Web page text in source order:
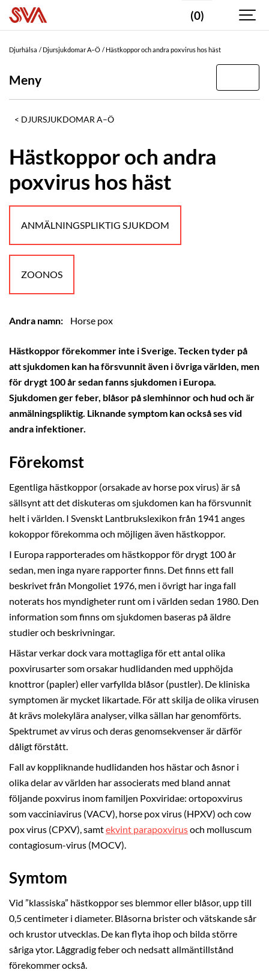
(0)
Djurhälsa Djursjukdomar A–Ö Hästkoppor och andra poxvirus hos häst
Meny
DJURSJUKDOMAR A–Ö
Hästkoppor och andra
poxvirus hos häst
ANMÄLNINGSPLIKTIG SJUKDOM
ZOONOS
Andra namn: Horse pox
Hästkoppor förekommer inte i Sverige. Tecken tyder på
att sjukdomen kan ha försvunnit även i övriga världen, men
för drygt 100 år sedan fanns sjukdomen i Europa.
Sjukdomen ger feber, blåsor på slemhinnor och hud och är
anmälningspliktig. Liknande symptom kan också ses vid
andra infektioner.
Förekomst
Egentliga hästkoppor (orsakade av horse pox virus) är så
sällsynt att det diskuteras om sjukdomen kan ha försvunnit
helt i världen. I Svenskt Lantbrukslexikon från 1941 anges
kokoppor förekomma och möjligen även hästkoppor.
I Europa rapporterades om hästkoppor för drygt 100 år
sedan, men inga nyare rapporter finns. Det finns ett fall
beskrivet från Mongoliet 1976, men i övrigt har inga fall
noterats hos myndigheter runt om i världen sedan 1980. Den
information som finns om sjukdomen baseras på äldre
studier och beskrivningar.
Hästar verkar dock vara mottagliga för ett antal olika
poxvirusarter som orsakar hudlidanden med upphöjda
knottror (papler) eller varfyllda blåsor (pustler). De kliniska
symptomen är mycket likartade. För att skilja de olika virusen
åt krävs molekylära analyser, vilka sällan har genomförts.
Spektrumet av virus och deras genomsekvenser är därför
dåligt förstått.
Fall av koppliknande hudlidanden hos hästar och åsnor i
olika delar av världen har associerats med bland annat
följande poxvirus inom familjen Poxviridae: ortopoxvirus
som vacciniavirus (VACV), horse pox virus (HPXV) och cow
pox virus (CPXV), samtekvint parapoxvirusoch molluscum
contagiosum-virus (MOCV).
Symtom
Vid ”klassiska” hästkoppor ses blemmor eller blåsor, upp till
0,5 centimeter i diameter. Blåsorna brister och vätskande sår
och krustor utvecklas. De kan flyta ihop och bilda större
såriga ytor. Låggradig feber och nedsatt allmäntillstånd
förekommer också.